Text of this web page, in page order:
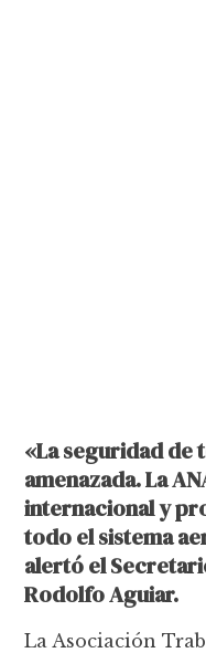
«La seguridad de
amenazada. La
internacional y
todo el sistema
alertó el
Rodolfo Aguiar.
La Asociación